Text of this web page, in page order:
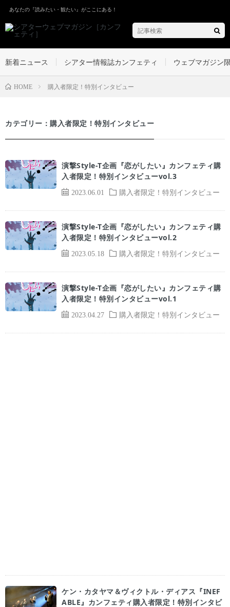
あなたの『読みたい・観たい』がここにある！
新着ニュース シアター情報誌カンフェティ ウェブマガジン
HOME 購入者限定！特別インタビュー
カテゴリー：購入者限定！特別インタビュー
2023.06.01 購入者限定！特別インタビュー
演撃Style-T企画『恋がしたい』カンフェティ購
入者限定！特別インタビューvol.3
2023.05.18 購入者限定！特別インタビュー
演撃Style-T企画『恋がしたい』カンフェティ購
入者限定！特別インタビューvol.2
2023.04.27 購入者限定！特別インタビュー
演撃Style-T企画『恋がしたい』カンフェティ購
入者限定！特別インタビューvol.1
ケン・カタヤマ＆ヴィクトル・ディアス『INEF
ABLE』カンフェティ購入者限定！特別インタビ